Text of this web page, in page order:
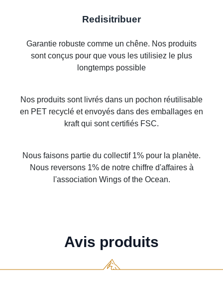
Redisitribuer
Garantie robuste comme un chêne. Nos produits
sont conçus pour que vous les utilisiez le plus
longtemps possible
Nos produits sont livrés dans un pochon réutilisable
en PET recyclé et envoyés dans des emballages en
kraft qui sont certifiés FSC.
Nous faisons partie du collectif 1% pour la planète.
Nous reversons 1% de notre chiffre d'affaires à
l'association Wings of the Ocean.
Avis produits